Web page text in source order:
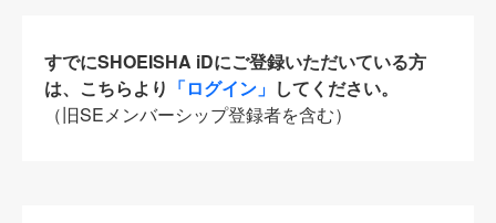
すでにSHOEISHA iDにご登録いただいている方
は、こちらより 「ログイン」 してください。
（旧SEメンバーシップ登録者を含む）